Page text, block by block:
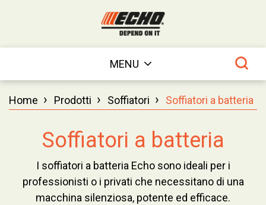
MENU
Home › Prodotti › Soffiatori › Soffiatori a batteria
Soffiatori a batteria
I soffiatori a batteria Echo sono ideali per i
professionisti o i privati che necessitano di una
macchina silenziosa, potente ed efficace.